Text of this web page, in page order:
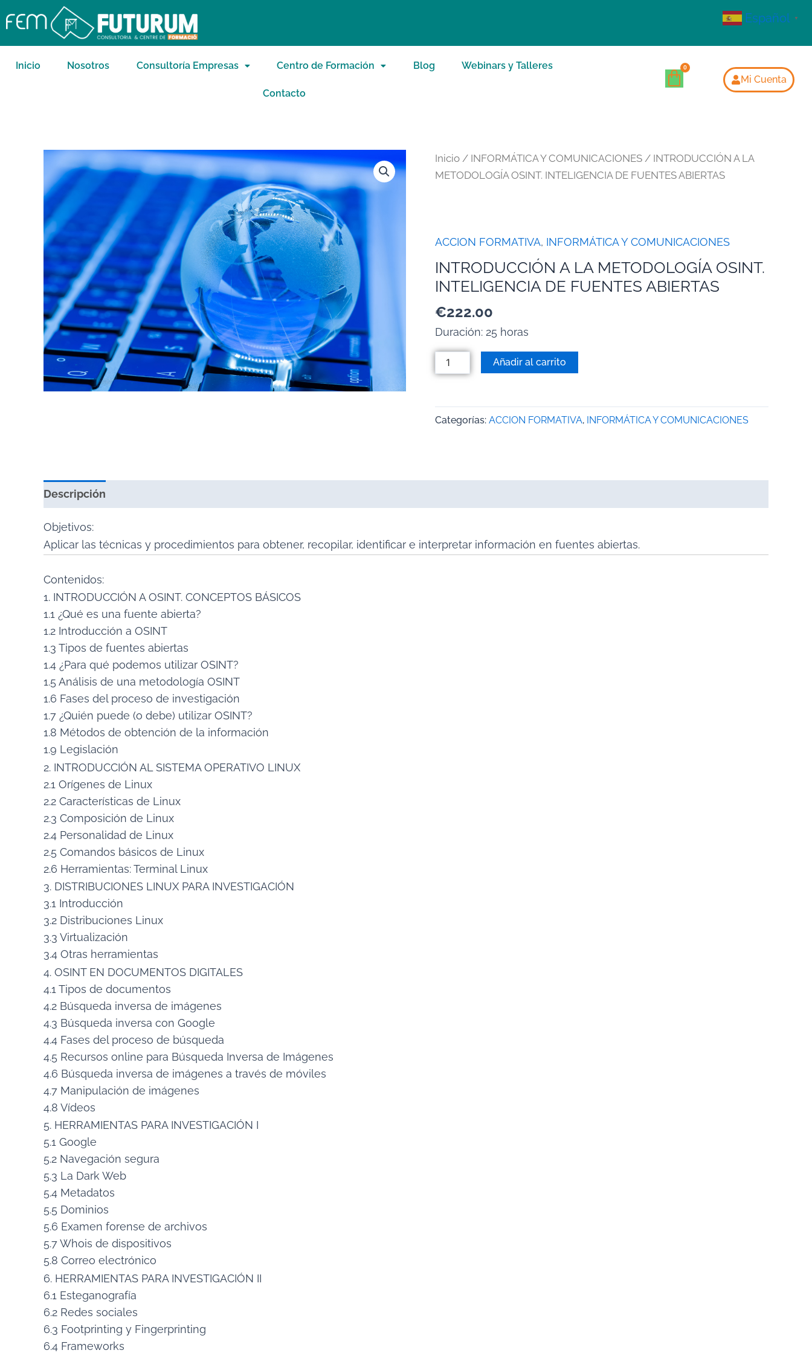
Inicio Nosotros Consultoría Empresas Centro de Formación Blog Webinars y Talleres
Contacto
Mi Cuenta
Inicio / INFORMÁTICA Y COMUNICACIONES / INTRODUCCIÓN A LA
METODOLOGÍA OSINT. INTELIGENCIA DE FUENTES ABIERTAS
ACCION FORMATIVA, INFORMÁTICA Y COMUNICACIONES
INTRODUCCIÓN A LA METODOLOGÍA OSINT.
INTELIGENCIA DE FUENTES ABIERTAS
€222.00
Duración: 25 horas
Añadir al carrito
Categorías: ACCION FORMATIVA, INFORMÁTICA Y COMUNICACIONES
Descripción
Objetivos:
Aplicar las técnicas y procedimientos para obtener, recopilar, identificar e interpretar información en fuentes abiertas.
Contenidos:
1. INTRODUCCIÓN A OSINT. CONCEPTOS BÁSICOS
1.1 ¿Qué es una fuente abierta?
1.2 Introducción a OSINT
1.3 Tipos de fuentes abiertas
1.4 ¿Para qué podemos utilizar OSINT?
1.5 Análisis de una metodología OSINT
1.6 Fases del proceso de investigación
1.7 ¿Quién puede (o debe) utilizar OSINT?
1.8 Métodos de obtención de la información
1.9 Legislación
2. INTRODUCCIÓN AL SISTEMA OPERATIVO LINUX
2.1 Orígenes de Linux
2.2 Características de Linux
2.3 Composición de Linux
2.4 Personalidad de Linux
2.5 Comandos básicos de Linux
2.6 Herramientas: Terminal Linux
3. DISTRIBUCIONES LINUX PARA INVESTIGACIÓN
3.1 Introducción
3.2 Distribuciones Linux
3.3 Virtualización
3.4 Otras herramientas
4. OSINT EN DOCUMENTOS DIGITALES
4.1 Tipos de documentos
4.2 Búsqueda inversa de imágenes
4.3 Búsqueda inversa con Google
4.4 Fases del proceso de búsqueda
4.5 Recursos online para Búsqueda Inversa de Imágenes
4.6 Búsqueda inversa de imágenes a través de móviles
4.7 Manipulación de imágenes
4.8 Vídeos
5. HERRAMIENTAS PARA INVESTIGACIÓN I
5.1 Google
5.2 Navegación segura
5.3 La Dark Web
5.4 Metadatos
5.5 Dominios
5.6 Examen forense de archivos
5.7 Whois de dispositivos
5.8 Correo electrónico
6. HERRAMIENTAS PARA INVESTIGACIÓN II
6.1 Esteganografía
6.2 Redes sociales
6.3 Footprinting y Fingerprinting
6.4 Frameworks
Español ▼